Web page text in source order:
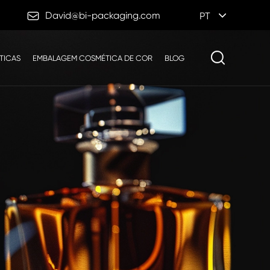
 David@bi-packaging.com PT
EMBALAGEM COSMÉTICA DE COR BLOG